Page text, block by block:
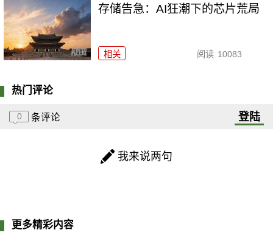
存储告急：AI狂潮下的芯片荒局
相关 阅读 10083
热门评论
0 条评论 登陆
我来说两句
更多精彩内容